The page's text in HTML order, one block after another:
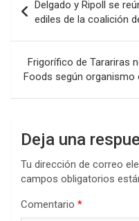
o
o
k
A
p
p
de
entradas
Delgado y Ripoll se
ediles de la coalición
Frigorífico de Tarariras
Foods según organismo
Deja una
Tu dirección de correo
campos obligatorios
Comentario *